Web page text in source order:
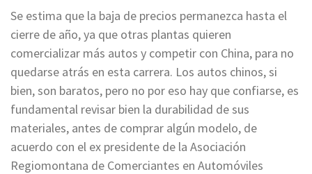
Se estima que la baja de precios permanezca hasta el
cierre de año, ya que otras plantas quieren
comercializar más autos y competir con China, para no
quedarse atrás en esta carrera. Los autos chinos, si
bien, son baratos, pero no por eso hay que confiarse, es
fundamental revisar bien la durabilidad de sus
materiales, antes de comprar algún modelo, de
acuerdo con el ex presidente de la Asociación
Regiomontana de Comerciantes en Automóviles